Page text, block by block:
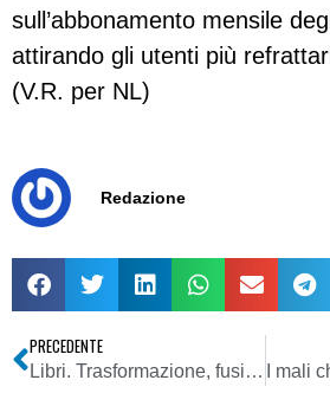
sull’abbonamento mensile
attirando gli utenti più
(V.R. per NL)
Redazione
PRECEDENTE
Libri. Trasformazione, fusione, scissione